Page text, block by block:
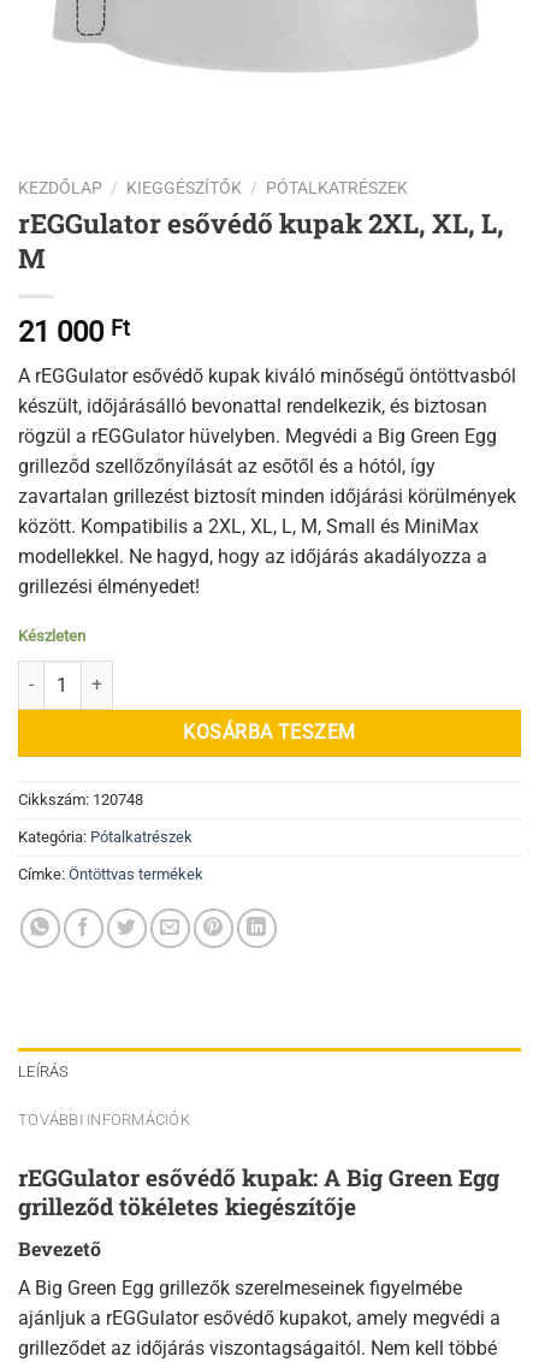
KEZDŐLAP / KIEGGÉSZÍTŐK / PÓTALKATRÉSZEK
rEGGulator esővédő kupak 2XL, XL, L,
M
21 000 Ft
A rEGGulator esővédő kupak kiváló minőségű öntöttvasból
készült, időjárásálló bevonattal rendelkezik, és biztosan
rögzül a rEGGulator hüvelyben. Megvédi a Big Green Egg
grilleződ szellőzőnyílását az esőtől és a hótól, így
zavartalan grillezést biztosít minden időjárási körülmények
között. Kompatibilis a 2XL, XL, L, M, Small és MiniMax
modellekkel. Ne hagyd, hogy az időjárás akadályozza a
grillezési élményedet!
Készleten
rEGGulator esővédő kupak 2XL, XL, L, M mennyiség
KOSÁRBA TESZEM
Cikkszám: 120748
Kategória: Pótalkatrészek
Címke: Öntöttvas termékek
LEÍRÁS
TOVÁBBI INFORMÁCIÓK
rEGGulator esővédő kupak: A Big Green Egg
grilleződ tökéletes kiegészítője
Bevezető
A Big Green Egg grillezők szerelmeseinek figyelmébe
ajánljuk a rEGGulator esővédő kupakot, amely megvédi a
grilleződet az időjárás viszontagságaitól. Nem kell többé